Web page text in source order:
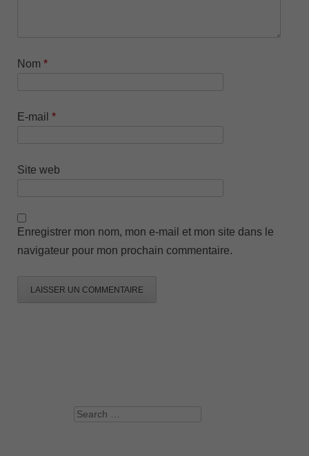
Nom*
E-mail*
Site web
Enregistrer mon nom, mon e-mail et mon site dans le
navigateur pour mon prochain commentaire.
Search